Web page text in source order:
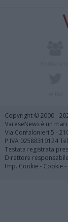
Copyright © 2000 -
VareseNews è un
Via Confalonieri 5 -
P.IVA 02588310124
Testata registrata
Direttore
Imp. Cookie - Cookie -